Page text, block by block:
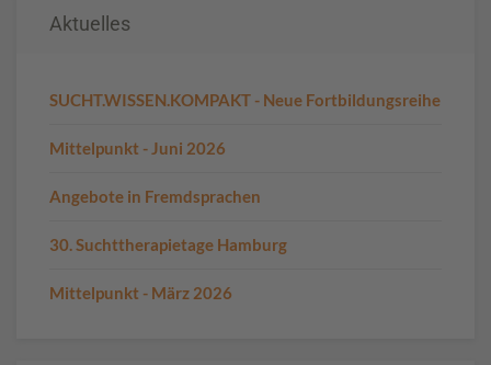
Aktuelles
SUCHT.WISSEN.KOMPAKT - Neue Fortbildungsreihe
Mittelpunkt - Juni 2026
Angebote in Fremdsprachen
30. Suchttherapietage Hamburg
Mittelpunkt - März 2026